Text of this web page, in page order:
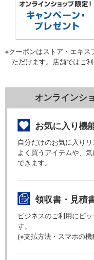
※クーポンはストア・エキス
ただけます。店舗ではご利
オンラインシ
お気に入り機
自分だけのお気に入りリ
よく買うアイテムや、
できます。
領収書・見積
ビジネスのご利用にピ
す。
(※支払方法・スマホの